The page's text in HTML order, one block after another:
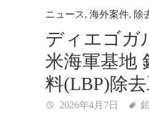
ニュース, 海外案件, 除
ディエゴガ
米海軍基地
料(LBP)除
2026年4月7日